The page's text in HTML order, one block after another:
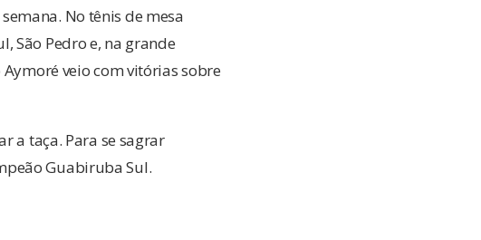
No tênis de mesa
São Pedro e, na grande
veio com vitórias sobre
a taça. Para se sagrar
Guabiruba Sul.